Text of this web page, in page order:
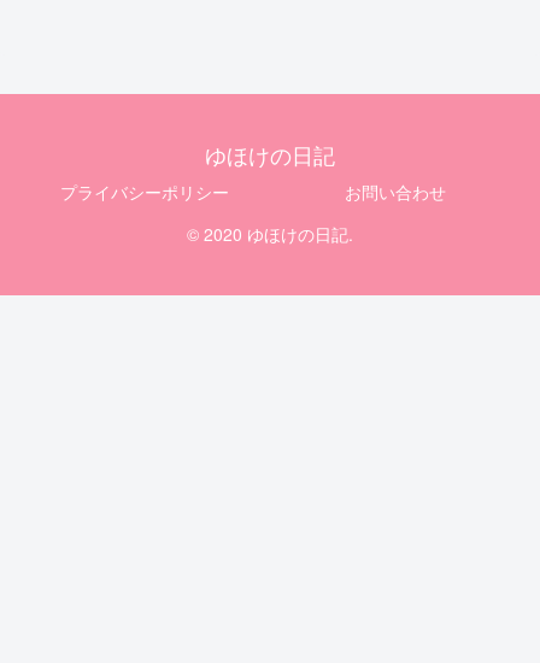
ゆほけの日記
プライバシーポリシー
お問い合わせ
© 2020 ゆほけの日記.